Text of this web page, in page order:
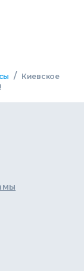
/
Киевское